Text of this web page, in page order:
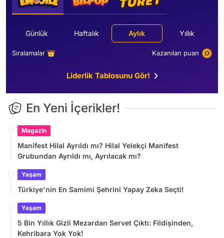
Günlük Haftalık Aylık Yıllık
Sıralamalar 👑 Kazanılan puan
Liderlik Tablosunu Gör!
En Yeni İçerikler!
Magazin
Manifest Hilal Ayrıldı mı? Hilal Yelekçi Manifest
Grubundan Ayrıldı mı, Ayrılacak mı?
Yaşam
Türkiye'nin En Samimi Şehrini Yapay Zeka Seçti!
Yaşam
5 Bin Yıllık Gizli Mezardan Servet Çıktı: Fildişinden,
Kehribara Yok Yok!